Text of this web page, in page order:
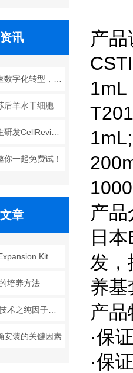
讯
你一起免费试！
章
培养方法
安装的关键因素
产品
1mL
产品
日
发，
养基
产品
·保
·保